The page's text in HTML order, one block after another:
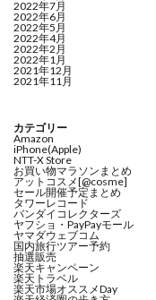
2022年7月
2022年6月
2022年5月
2022年4月
2022年2月
2022年1月
2021年12月
2021年11月
カテゴリー
Amazon
iPhone(Apple)
NTT-X Store
お買い物マラソンまとめ
アットコスメ[@cosme]
セール開催予定まとめ
タワーレコード
バンダイコレクターズ
ヤフショ・PayPayモール
ヤマダウェブコム
国内旅行ツアー予約
抽選販売
楽天キャンペーン
楽天トラベル
楽天市場オススメDay